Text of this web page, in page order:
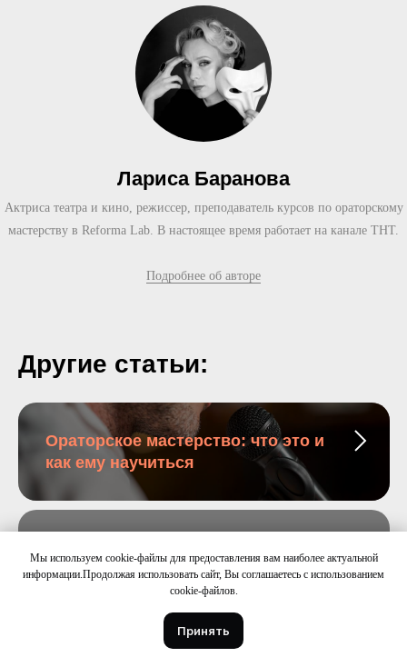
Мы используем cookie-файлы для предоставления вам наиболее актуальной
информации.Продолжая использовать сайт, Вы соглашаетесь с использованием
cookie-файлов.
Принять
Лариса Баранова
Актриса театра и кино, режиссер, преподаватель курсов по ораторскому
мастерству в Reforma Lab. В настоящее время работает на канале ТНТ.
Подробнее об авторе
Другие статьи:
Ораторское мастерство: что это и
как ему научиться
разговоре: о чем говорит, виды,
как научиться основным жестам